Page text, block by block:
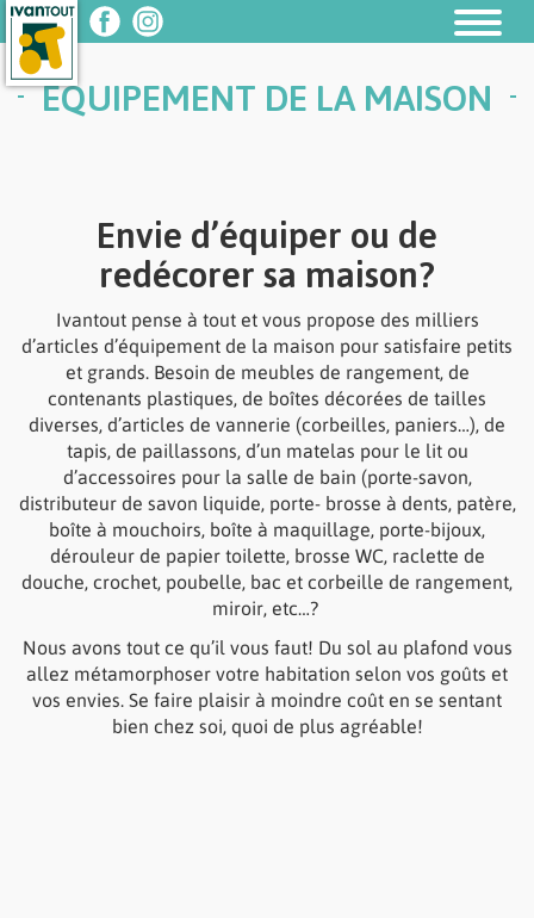
Ivantout
Facebook
Ivantout
Instagram
ÉQUIPEMENT DE LA MAISON
Envie d’équiper ou de
redécorer sa maison?
Ivantout pense à tout et vous propose des milliers
d’articles d’équipement de la maison pour satisfaire petits
et grands. Besoin de meubles de rangement, de
contenants plastiques, de boîtes décorées de tailles
diverses, d’articles de vannerie (corbeilles, paniers…), de
tapis, de paillassons, d’un matelas pour le lit ou
d’accessoires pour la salle de bain (porte-savon,
distributeur de savon liquide, porte- brosse à dents, patère,
boîte à mouchoirs, boîte à maquillage, porte-bijoux,
dérouleur de papier toilette, brosse WC, raclette de
douche, crochet, poubelle, bac et corbeille de rangement,
miroir, etc…?
Nous avons tout ce qu’il vous faut! Du sol au plafond vous
allez métamorphoser votre habitation selon vos goûts et
vos envies. Se faire plaisir à moindre coût en se sentant
bien chez soi, quoi de plus agréable!